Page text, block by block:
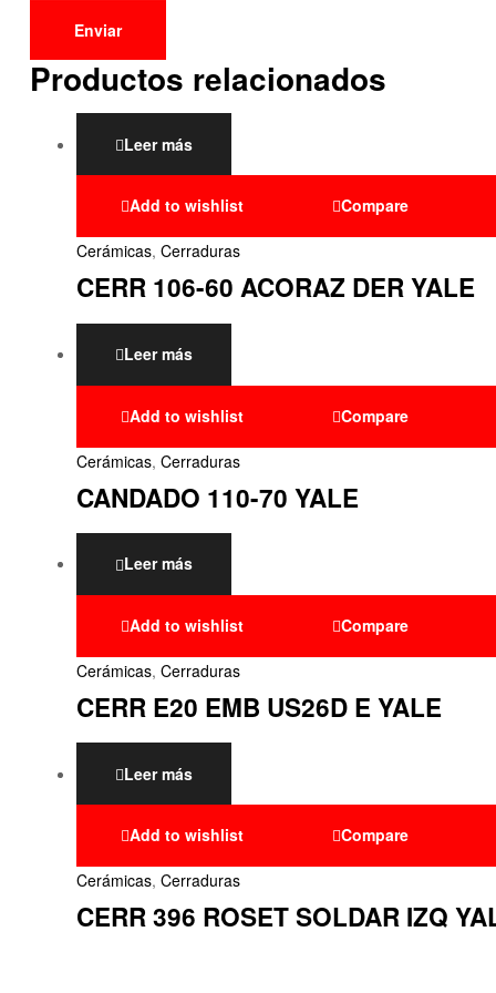
Productos relacionados
Leer más
Add to wishlist Compare
Cerámicas, Cerraduras
CERR 106-60 ACORAZ DER YALE
Leer más
Add to wishlist Compare
Cerámicas, Cerraduras
CANDADO 110-70 YALE
Leer más
Add to wishlist Compare
Cerámicas, Cerraduras
CERR E20 EMB US26D E YALE
Leer más
Add to wishlist Compare
Cerámicas, Cerraduras
CERR 396 ROSET SOLDAR IZQ